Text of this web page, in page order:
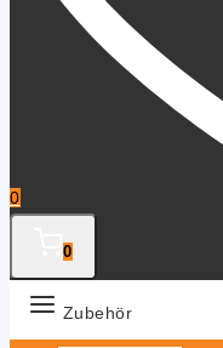
0
0
Zubehör